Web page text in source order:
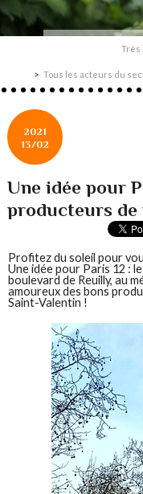
Très
Tous les acteurs du
2021
13/02
Une idée pour
producteurs de
Profitez du soleil pour
Une idée pour Paris 12 :
boulevard de Reuilly, au
amoureux des bons
Saint-Valentin !